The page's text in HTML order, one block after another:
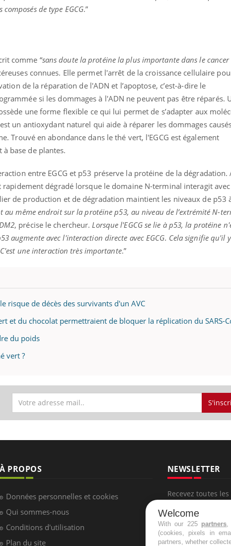
de type EGCG.”
comme “sans doute la protéine la plus importante dans le cancer
connues. Elle permet l'arrêt de la croissance cellulaire
de la réparation de l'ADN et l’apoptose, c’est-à-dire le
si les dommages à l'ADN ne peuvent pas être réparés.
une forme flexible ce qui lui permet de s’adapter aux
un antioxydant naturel qui aide à réparer les dommages
Trouvé en abondance dans le thé vert, l'EGCG est également
base de plantes.
entre EGCG et p53 préserve la protéine de la dégradation.
dégradé lorsque le domaine N-terminal interagit
de production et de dégradation maintient les niveaux de p53
au même endroit sur la protéine p53, au niveau de l’extrémité N-
, précise le chercheur. Lorsque l'EGCG se lie à p53, la protéine
augmente avec l'interaction directe avec EGCG. Cela signifie qu'il
une interaction très importante.”
risque de décès des survivants d'un AVC
et du chocolat permettraient de bloquer la réplication du SARS-
du poids
vert ?
À PROPOS
Données personnelles et cookies
Qui sommes-nous
Conditions d'utilisation
Plan du site
NEWSLETTER
Recevez toutes
Welcome
With our 225 partners,
(cookies, pixels in
partners, whether